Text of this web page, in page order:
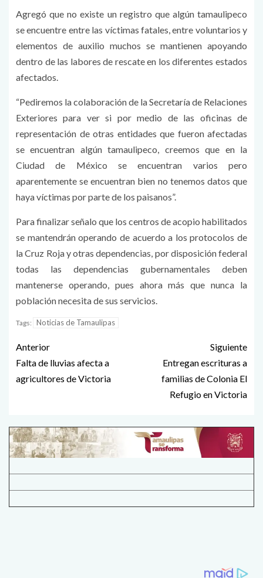
Agregó que no existe un registro que algún tamaulipeco
se encuentre entre las víctimas fatales, entre voluntarios y
elementos de auxilio muchos se mantienen apoyando
dentro de las labores de rescate en los diferentes estados
afectados.
“Pediremos la colaboración de la Secretaría de Relaciones
Exteriores para ver si por medio de las oficinas de
representación de otras entidades que fueron afectadas
se encuentran algún tamaulipeco, creemos que en la
Ciudad de México se encuentran varios pero
aparentemente se encuentran bien no tenemos datos que
haya víctimas por parte de los paisanos”.
Para finalizar señalo que los centros de acopio habilitados
se mantendrán operando de acuerdo a los protocolos de
la Cruz Roja y otras dependencias, por disposición federal
todas las dependencias gubernamentales deben
mantenerse operando, pues ahora más que nunca la
población necesita de sus servicios.
Tags: Noticias de Tamaulipas
Anterior
Falta de lluvias afecta a
agricultores de Victoria
Siguiente
Entregan escrituras a
familias de Colonia El
Refugio en Victoria